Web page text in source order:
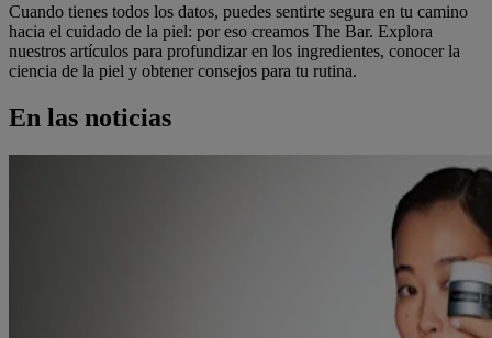
Cuando tienes todos los datos, puedes sentirte segura en tu camino
hacia el cuidado de la piel: por eso creamos The Bar. Explora
nuestros artículos para profundizar en los ingredientes, conocer la
ciencia de la piel y obtener consejos para tu rutina.
En las noticias